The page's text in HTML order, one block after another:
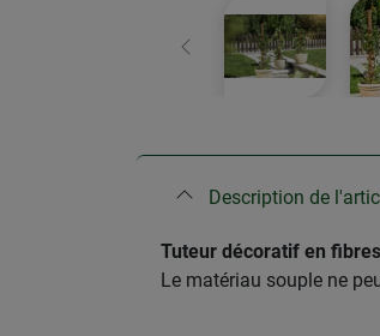
retour
Description de
​Tuteur décoratif en
Le matériau souple ne